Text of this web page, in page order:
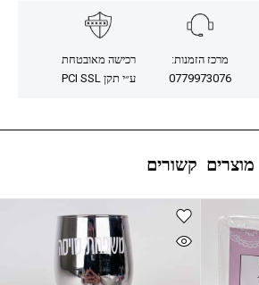
מרכז הזמנות:
0779973076
רכישה מאובטחת
ע״י תקן PCI SSL
מוצרים קשורים